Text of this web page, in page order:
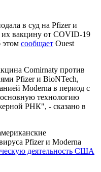
в суд на Pfizer и
их вакцину от COVID-19
этом сообщает Ouest
Comirnaty против
Pfizer и BioNTech,
Moderna в период с
технологию
РНК", - сказано в
Pfizer и Moderna
деятельность США